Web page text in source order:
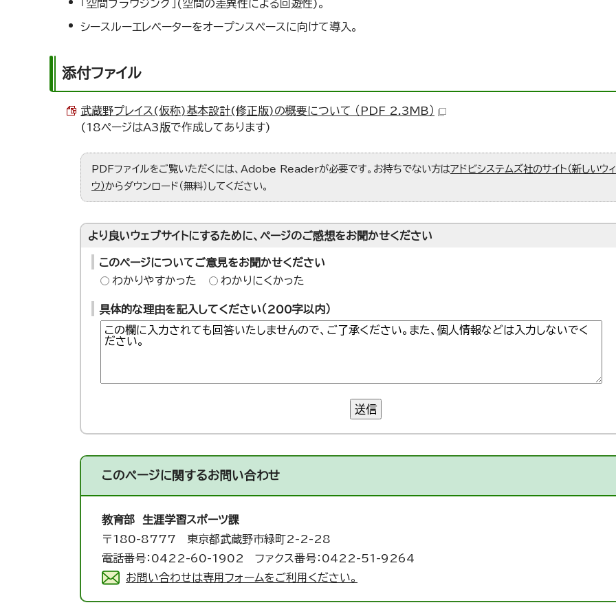
「空間ブラウジング」(空間の差異性による回遊性)。
シースルーエレベーターをオープンスペースに向けて導入。
添付ファイル
武蔵野プレイス(仮称)基本設計(修正版)の概要について （PDF 2.3MB）
(18ページはA3版で作成してあります)
PDFファイルをご覧いただくには、Adobe Readerが必要です。お持ちでない方はアドビシステムズ社のサイト（新しいウ
ウ）からダウンロード（無料）してください。
より良いウェブサイトにするために、ページのご感想をお聞かせください
このページについてご意見をお聞かせください
わかりやすかった
わかりにくかった
具体的な理由を記入してください（200字以内）
送信
このページに関するお問い合わせ
教育部 生涯学習スポーツ課
〒180-8777 東京都武蔵野市緑町2-2-28
電話番号：0422-60-1902 ファクス番号：0422-51-9264
お問い合わせは専用フォームをご利用ください。